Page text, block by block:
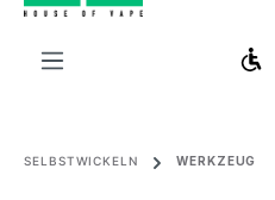
SELBSTWICKELN WERKZEUG